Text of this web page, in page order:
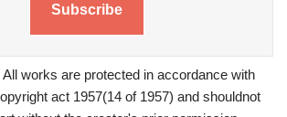
Subscribe
works are protected in accordance with
act 1957(14 of 1957) and shouldnot